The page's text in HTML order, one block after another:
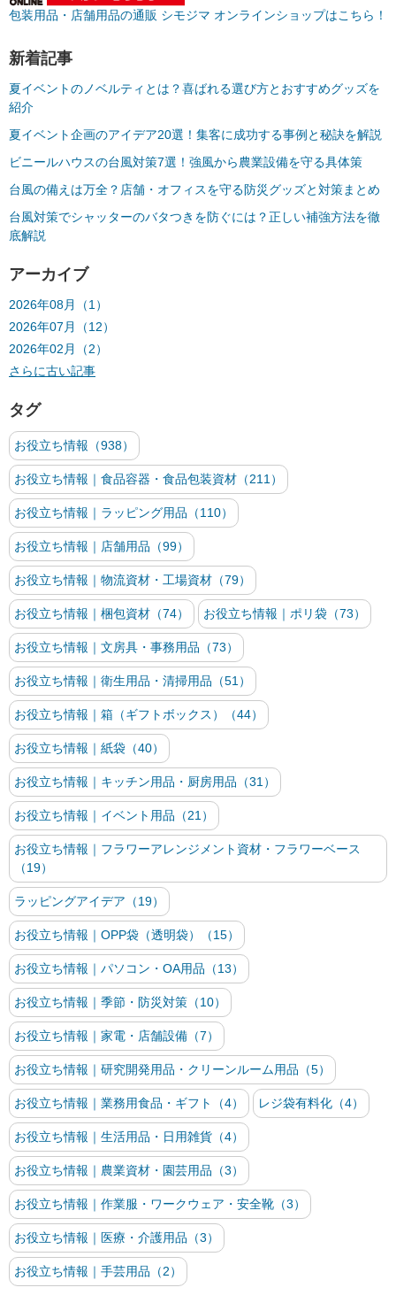
包装用品・店舗用品の通販 シモジマ オンラインショップはこちら！
新着記事
夏イベントのノベルティとは？喜ばれる選び方とおすすめグッズを
紹介
夏イベント企画のアイデア20選！集客に成功する事例と秘訣を解説
ビニールハウスの台風対策7選！強風から農業設備を守る具体策
台風の備えは万全？店舗・オフィスを守る防災グッズと対策まとめ
台風対策でシャッターのバタつきを防ぐには？正しい補強方法を徹
底解説
アーカイブ
2026年08月（1）
2026年07月（12）
2026年02月（2）
さらに古い記事
タグ
お役立ち情報（938）
お役立ち情報｜食品容器・食品包装資材（211）
お役立ち情報｜ラッピング用品（110）
お役立ち情報｜店舗用品（99）
お役立ち情報｜物流資材・工場資材（79）
お役立ち情報｜梱包資材（74） お役立ち情報｜ポリ袋（73）
お役立ち情報｜文房具・事務用品（73）
お役立ち情報｜衛生用品・清掃用品（51）
お役立ち情報｜箱（ギフトボックス）（44）
お役立ち情報｜紙袋（40）
お役立ち情報｜キッチン用品・厨房用品（31）
お役立ち情報｜イベント用品（21）
お役立ち情報｜フラワーアレンジメント資材・フラワーベース
（19）
ラッピングアイデア（19）
お役立ち情報｜OPP袋（透明袋）（15）
お役立ち情報｜パソコン・OA用品（13）
お役立ち情報｜季節・防災対策（10）
お役立ち情報｜家電・店舗設備（7）
お役立ち情報｜研究開発用品・クリーンルーム用品（5）
お役立ち情報｜業務用食品・ギフト（4） レジ袋有料化（4）
お役立ち情報｜生活用品・日用雑貨（4）
お役立ち情報｜農業資材・園芸用品（3）
お役立ち情報｜作業服・ワークウェア・安全靴（3）
お役立ち情報｜医療・介護用品（3）
お役立ち情報｜手芸用品（2）